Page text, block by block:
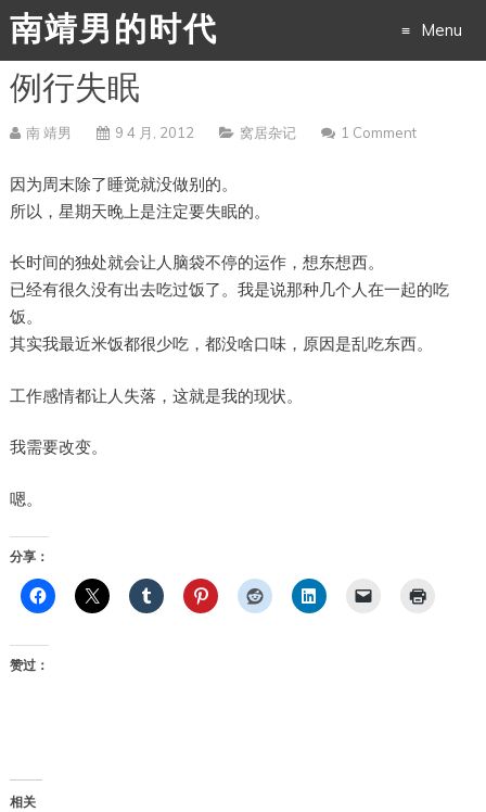
南靖男的时代 Menu
to
例行失眠
南 靖男 9 4 月, 2012 窝居杂记 1 Comment
因为周末除了睡觉就没做别的。
所以，星期天晚上是注定要失眠的。
长时间的独处就会让人脑袋不停的运作，想东想西。
已经有很久没有出去吃过饭了。我是说那种几个人在一起的吃
饭。
其实我最近米饭都很少吃，都没啥口味，原因是乱吃东西。
工作感情都让人失落，这就是我的现状。
我需要改变。
嗯。
分享：
赞过：
相关